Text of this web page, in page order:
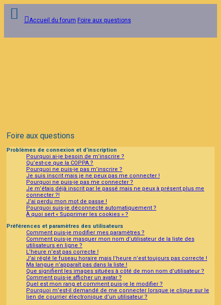
Accueil du forum Foire aux questions
Foire aux questions
Problèmes de connexion et d’inscription
Pourquoi ai-je besoin de m’inscrire ?
Qu’est-ce que la COPPA ?
Pourquoi ne puis-je pas m’inscrire ?
Je suis inscrit mais je ne peux pas me connecter !
Pourquoi ne puis-je pas me connecter ?
Je m’étais déjà inscrit par le passé mais ne peux à présent plus me
connecter ?!
J’ai perdu mon mot de passe !
Pourquoi suis-je déconnecté automatiquement ?
À quoi sert « Supprimer les cookies » ?
Préférences et paramètres des utilisateurs
Comment puis-je modifier mes paramètres ?
Comment puis-je masquer mon nom d’utilisateur de la liste des
utilisateurs en ligne ?
L’heure n’est pas correcte !
J’ai réglé le fuseau horaire mais l’heure n’est toujours pas correcte !
Ma langue n’apparaît pas dans la liste !
Que signifient les images situées à côté de mon nom d’utilisateur ?
Comment puis-je afficher un avatar ?
Quel est mon rang et comment puis-je le modifier ?
Pourquoi m’est-il demandé de me connecter lorsque je clique sur le
lien de courrier électronique d’un utilisateur ?